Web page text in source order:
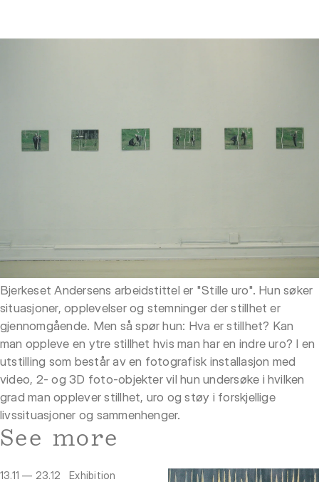
Bjerkeset Andersens arbeidstittel er "Stille uro". Hun søker
situasjoner, opplevelser og stemninger der stillhet er
gjennomgående. Men så spør hun: Hva er stillhet? Kan
man oppleve en ytre stillhet hvis man har en indre uro? I en
utstilling som består av en fotografisk installasjon med
video, 2- og 3D foto-objekter vil hun undersøke i hvilken
grad man opplever stillhet, uro og støy i forskjellige
livssituasjoner og sammenhenger.
See more
13.11 — 23.12 Exhibition